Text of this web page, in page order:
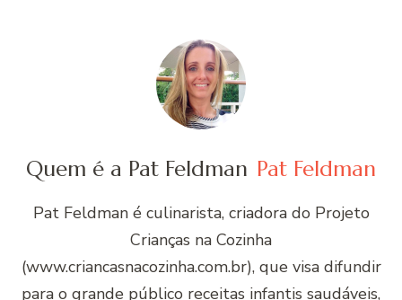
Quem é a Pat Feldman Pat Feldman
Pat Feldman é culinarista, criadora do Projeto
Crianças na Cozinha
(www.criancasnacozinha.com.br), que visa difundir
para o grande público receitas infantis saudáveis,